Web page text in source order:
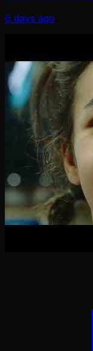
6 days ago